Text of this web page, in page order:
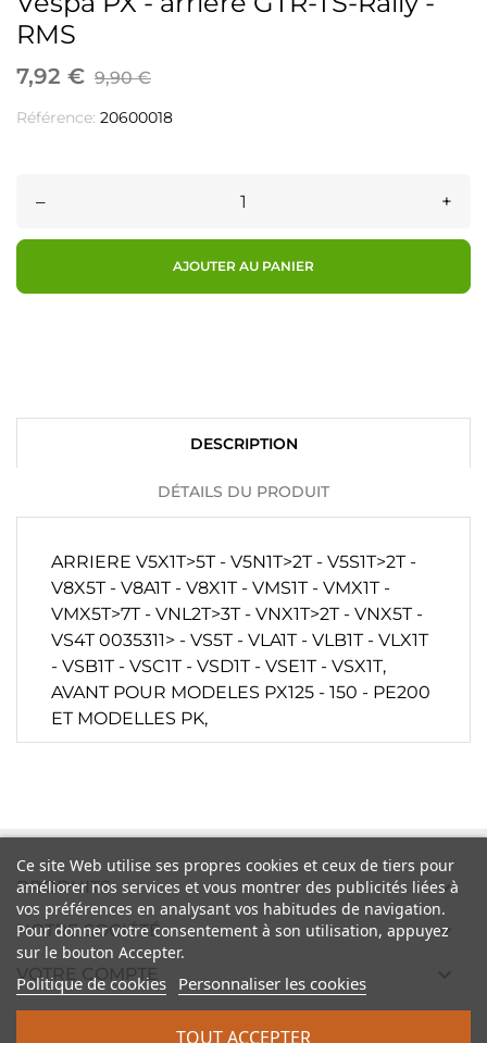
RMS
7,92 € 9,90 €
Référence: 20600018
– +
AJOUTER AU PANIER
DESCRIPTION
DÉTAILS DU PRODUIT
ARRIERE V5X1T>5T - V5N1T>2T - V5S1T>2T -
V8X5T - V8A1T - V8X1T - VMS1T - VMX1T -
VMX5T>7T - VNL2T>3T - VNX1T>2T - VNX5T -
VS4T 0035311> - VS5T - VLA1T - VLB1T - VLX1T
- VSB1T - VSC1T - VSD1T - VSE1T - VSX1T,
AVANT POUR MODELES PX125 - 150 - PE200
ET MODELLES PK,
PRODUITS 
NOTRE SOCIÉTÉ 
VOTRE COMPTE
Ce site Web utilise ses propres cookies et ceux de tiers pour
améliorer nos services et vous montrer des publicités liées à
vos préférences en analysant vos habitudes de navigation.
Pour donner votre consentement à son utilisation, appuyez
sur le bouton Accepter.
Politique de cookies Personnaliser les cookies
TOUT ACCEPTER